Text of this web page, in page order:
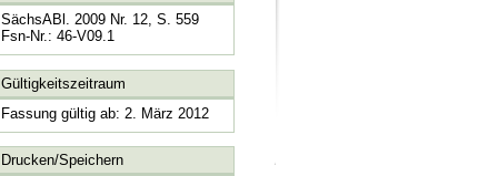
SächsABl. 2009 Nr. 12, S. 559
Fsn-Nr.: 46-V09.1
Gültigkeitszeitraum
Fassung gültig ab: 2. März 2012
Drucken/Speichern